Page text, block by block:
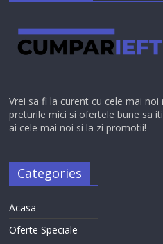
Vrei sa fi la curent cu cele mai
preturile mici si ofertele bune sa
ai cele mai noi si la zi promotii!
Categories
Acasa
Oferte Speciale